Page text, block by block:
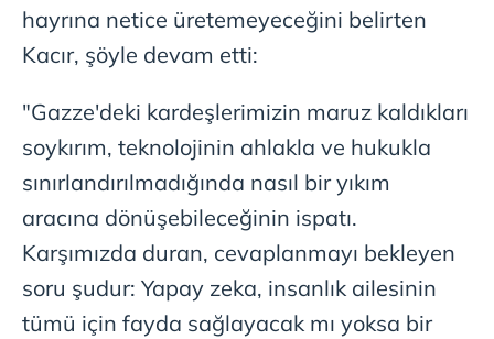
hayrına netice üretemeyeceğini belirten
Kacır, şöyle devam etti:
"Gazze'deki kardeşlerimizin maruz kaldıkları
soykırım, teknolojinin ahlakla ve hukukla
sınırlandırılmadığında nasıl bir yıkım
aracına dönüşebileceğinin ispatı.
Karşımızda duran, cevaplanmayı bekleyen
soru şudur: Yapay zeka, insanlık ailesinin
tümü için fayda sağlayacak mı yoksa bir